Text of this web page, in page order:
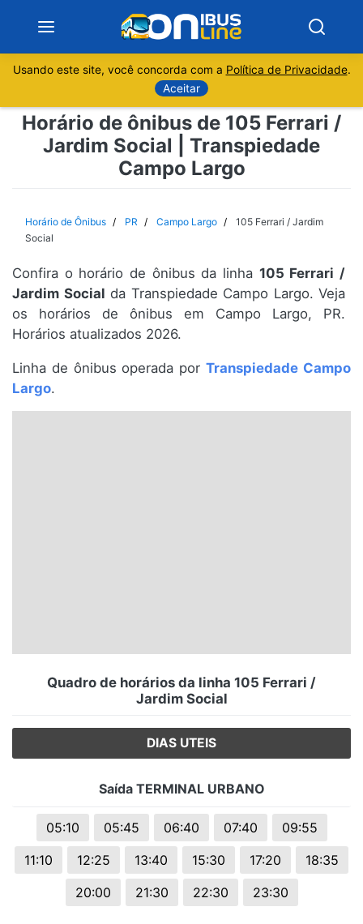
Sobre
Minas Gerais
Espírito Santo
Paraná
Santa Catarina
Usando este site, você concorda com a Política de Privacidade.
Aceitar
Horário de ônibus de 105 Ferrari /
Jardim Social | Transpiedade
Campo Largo
Horário de Ônibus PR Campo Largo
105 Ferrari / Jardim
Social
Confira o horário de ônibus da linha 105 Ferrari /
Jardim Social da Transpiedade Campo Largo. Veja
os horários de ônibus em Campo Largo, PR.
Horários atualizados 2026.
Linha de ônibus operada porTranspiedade Campo
Largo.
Quadro de horários da linha 105 Ferrari /
Jardim Social
DIAS UTEIS
Saída TERMINAL URBANO
05:10 05:45 06:40 07:40
09:55
11:10
12:25 13:40 15:30 17:20
18:35
20:00
21:30 22:30 23:30